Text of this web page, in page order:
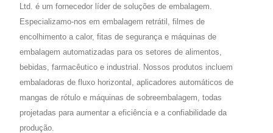
Ltd. é um fornecedor líder de soluções de embalagem.
Especializamo-nos em embalagem retrátil, filmes de
encolhimento a calor, fitas de segurança e máquinas de
embalagem automatizadas para os setores de alimentos,
bebidas, farmacêutico e industrial. Nossos produtos incluem
embaladoras de fluxo horizontal, aplicadores automáticos de
mangas de rótulo e máquinas de sobreembalagem, todas
projetadas para aumentar a eficiência e a confiabilidade da
produção.